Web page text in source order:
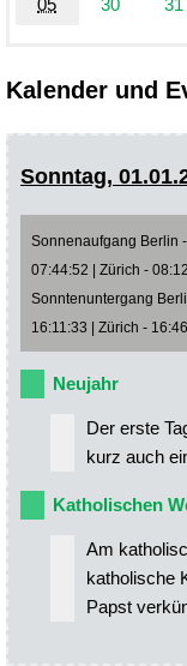
05 30 31
Kalender und
Sonntag,
Sonnenaufgang Berlin
07:44:52 | Zürich -
Sonntenuntergang
16:11:33 | Zürich -
Neujahr
Der erste
kurz auch
Katholischen
Am
katholische
Papst